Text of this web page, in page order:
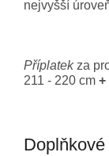
nejvyšší
Příplatekza
211 - 220 cm +